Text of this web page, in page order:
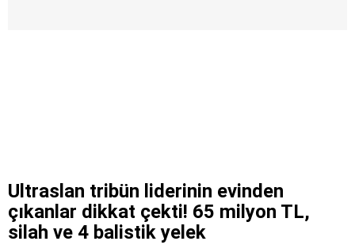
Ultraslan tribün liderinin evinden
çıkanlar dikkat çekti! 65 milyon TL,
silah ve 4 balistik yelek